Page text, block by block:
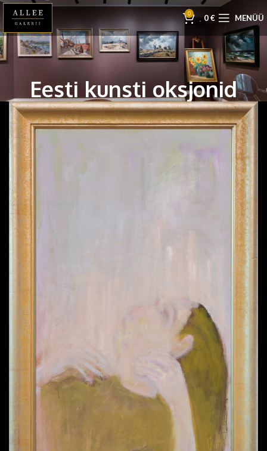
0 0€ MENÜÜ
Eesti kunsti oksjonid